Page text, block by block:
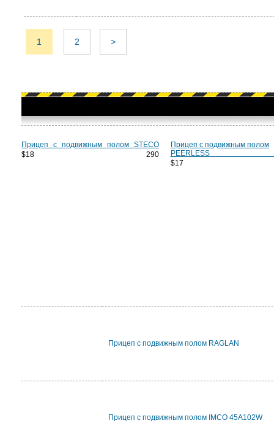
1 2 >
Прицеп с подвижным полом STECO
$18 290
Прицеп с подвижным полом
PEERLESS
$17
Прицеп с подвижным полом RAGLAN
Прицеп с подвижным полом IMCO 45A102W